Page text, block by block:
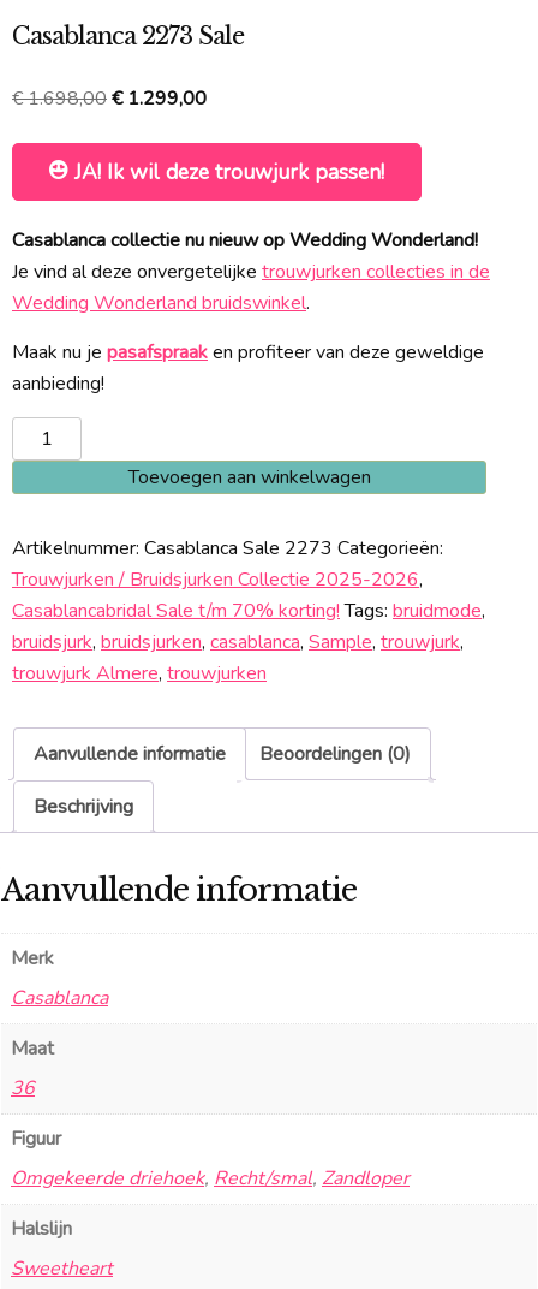
Casablanca 2273 Sale
€1.698,00Oorspronkelijke
was:
€1.299,00Huidige
is:
€ 1.299,00.
JA! Ik wil deze trouwjurk passen!
Casablanca collectie nu nieuw op Wedding Wonderland!
Je vind al deze onvergetelijke trouwjurken collecties in de
Wedding Wonderland bruidswinkel.
Maak nu je pasafspraaken profiteer van deze geweldige
aanbieding!
Casablanca
2273
Sale
Toevoegen aan winkelwagen
Artikelnummer: Casablanca Sale 2273 Categorieën:
Trouwjurken / Bruidsjurken Collectie 2025-2026,
Casablancabridal Sale t/m 70% korting!Tags: bruidmode,
bruidsjurk, bruidsjurken, casablanca, Sample, trouwjurk,
trouwjurk Almere, trouwjurken
Aanvullende informatie
Beoordelingen (0)
Beschrijving
Aanvullende informatie
Merk
Casablanca
Maat
36
Figuur
Omgekeerde driehoek, Recht/smal, Zandloper
Halslijn
Sweetheart